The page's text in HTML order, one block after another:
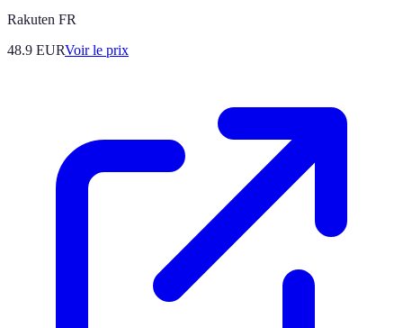
Rakuten FR
48.9 EURVoir le prix